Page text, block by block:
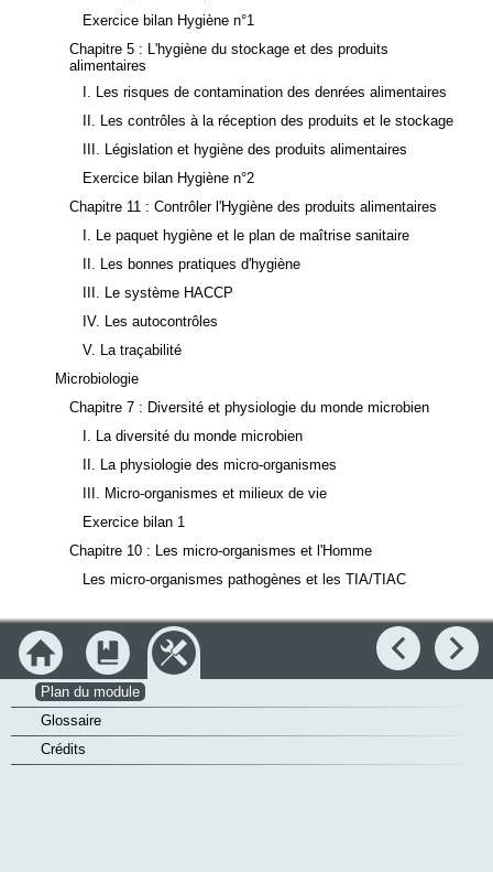
Exercice bilan Hygiène n°1
Chapitre 5 : L'hygiène du stockage et des produits
alimentaires
I. Les risques de contamination des denrées alimentaires
II. Les contrôles à la réception des produits et le stockage
III. Législation et hygiène des produits alimentaires
Exercice bilan Hygiène n°2
Chapitre 11 : Contrôler l'Hygiène des produits alimentaires
I. Le paquet hygiène et le plan de maîtrise sanitaire
II. Les bonnes pratiques d'hygiène
III. Le système HACCP
IV. Les autocontrôles
V. La traçabilité
Microbiologie
Chapitre 7 : Diversité et physiologie du monde microbien
I. La diversité du monde microbien
II. La physiologie des micro-organismes
III. Micro-organismes et milieux de vie
Exercice bilan 1
Chapitre 10 : Les micro-organismes et l'Homme
Les micro-organismes pathogènes et les TIA/TIAC
Précédent
Plan du module
Glossaire
Crédits
Accueil Module Outils